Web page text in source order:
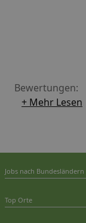
Bewertungen:
+ Mehr Lesen
Jobs nach Bundesländern
Top Orte